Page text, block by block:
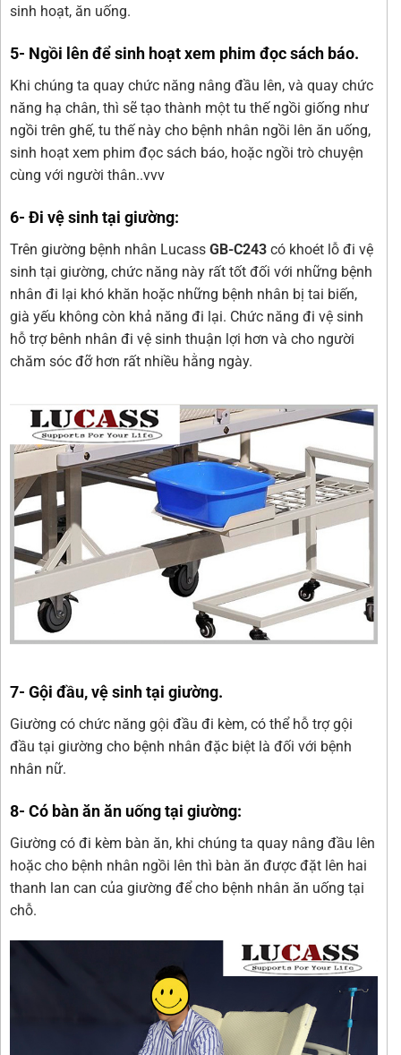
sinh hoạt, ăn uống.
5- Ngồi lên để sinh hoạt xem phim đọc sách báo.
Khi chúng ta quay chức năng nâng đầu lên, và quay chức
năng hạ chân, thì sẽ tạo thành một tu thế ngồi giống như
ngồi trên ghế, tu thế này cho bệnh nhân ngồi lên ăn uống,
sinh hoạt xem phim đọc sách báo, hoặc ngồi trò chuyện
cùng với người thân..vvv
6- Đi vệ sinh tại giường:
Trên giường bệnh nhân Lucass GB-C243 có khoét lỗ đi vệ
sinh tại giường, chức năng này rất tốt đối với những bệnh
nhân đi lại khó khăn hoặc những bệnh nhân bị tai biến,
già yếu không còn khả năng đi lại. Chức năng đi vệ sinh
hỗ trợ bênh nhân đi vệ sinh thuận lợi hơn và cho người
chăm sóc đỡ hơn rất nhiều hằng ngày.
7- Gội đầu, vệ sinh tại giường.
Giường có chức năng gội đầu đi kèm, có thể hỗ trợ gội
đầu tại giường cho bệnh nhân đặc biệt là đối với bệnh
nhân nữ.
8- Có bàn ăn ăn uống tại giường:
Giường có đi kèm bàn ăn, khi chúng ta quay nâng đầu lên
hoặc cho bệnh nhân ngồi lên thì bàn ăn được đặt lên hai
thanh lan can của giường để cho bệnh nhân ăn uống tại
chỗ.